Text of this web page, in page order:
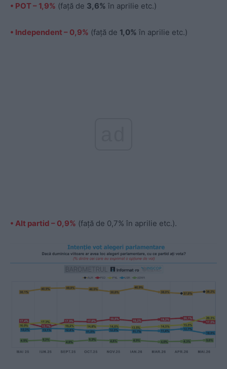
• POT– 1,9% (faţă de 3,6% în aprilie etc.)
• Independent – 0,9% (faţă de 1,0% în aprilie etc.)
• Alt partid – 0,9% (faţă de 0,7% în aprilie etc.).